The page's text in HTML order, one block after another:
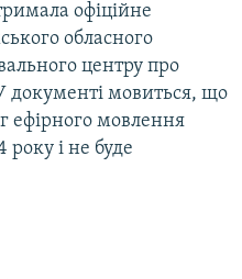
офіційне
обласного
центру про
документі мовиться, що
ефірного мовлення
року і не буде